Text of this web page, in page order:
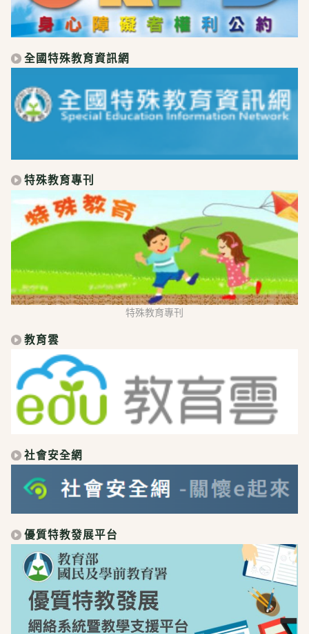
全國特殊教育資訊網
特殊教育專刊
特殊教育專刊
教育雲
社會安全網
優質特教發展平台